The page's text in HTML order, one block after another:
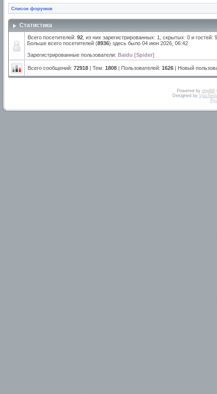
Список форумов
Статистика
Всего посетителей: 92 , из них зарегистрированных: 1, скрытых: 0 и
Больше всего посетителей (8936) здесь было 04 июн 2026, 06:42
Зарегистрированные пользователи: Baidu [Spider]
Всего сообщений: 72918 | Тем: 1808 | Пользователей: 1626 | Новый
Powered by phpBB
Designed by